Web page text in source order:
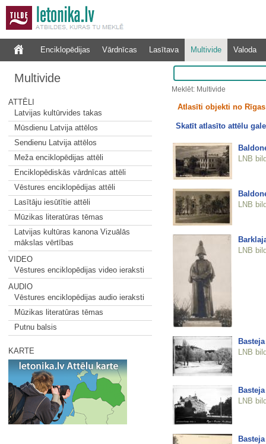
Enciklopēdijas Vārdnīcas Lasītava Multivide Valoda
Multivide
ATTĒLI
Latvijas kultūrvides takas
Mūsdienu Latvija attēlos
Sendienu Latvija attēlos
Meža enciklopēdijas attēli
Enciklopēdiskās vārdnīcas attēli
Vēstures enciklopēdijas attēli
Lasītāju iesūtītie attēli
Mūzikas literatūras tēmas
Latvijas kultūras kanona Vizuālās
mākslas vērtības
VIDEO
Vēstures enciklopēdijas video ieraksti
AUDIO
Vēstures enciklopēdijas audio ieraksti
Mūzikas literatūras tēmas
Putnu balsis
KARTE
Meklēt: Multivide
Atlasīti objekti no
Skatīt atlasīto attēlu
LNB
LNB
LNB
LNB
LNB